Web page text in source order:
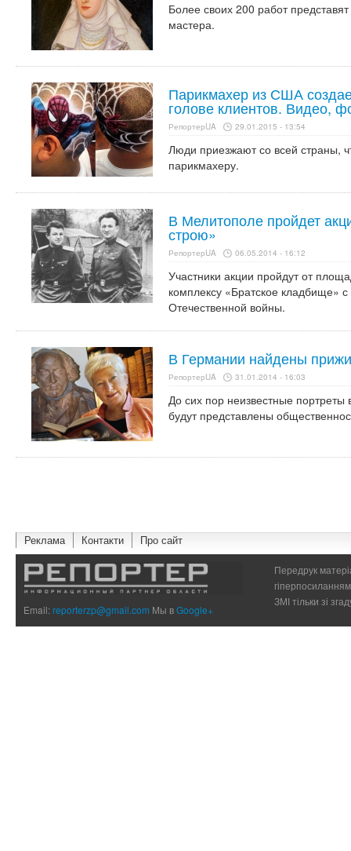
Более своих 200 работ
мастера.
Парикмахер из США
голове клиентов. Видео,
РепортерUA 29.01.2015 - 13:54
Люди приезжают со всей страны,
парикмахеру.
В Мелитополе пройдет
строю»
РепортерUA 06.05.2014 - 16:12
Участники акции пройдут от
комплексу «Братское кладбище»
Отечественной войны.
В Германии найдены
РепортерUA 31.01.2014 - 16:03
До сих пор неизвестные портреты
будут представлены
Реклама Контакти Про сайт
Email:reporterzp@gmail.com Мы вGoogle+
Передрук
ЗМІ тільки зі